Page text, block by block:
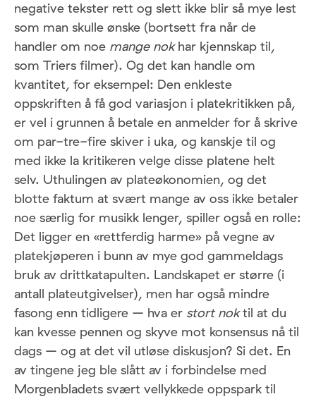
negative tekster rett og slett ikke blir så mye lest
som man skulle ønske (bortsett fra når de
handler om noe mange nokhar kjennskap til,
som Triers filmer). Og det kan handle om
kvantitet, for eksempel: Den enkleste
oppskriften å få god variasjon i platekritikken på,
er vel i grunnen å betale en anmelder for å skrive
om par-tre-fire skiver i uka, og kanskje til og
med ikke la kritikeren velge disse platene helt
selv. Uthulingen av plateøkonomien, og det
blotte faktum at svært mange av oss ikke betaler
noe særlig for musikk lenger, spiller også en rolle:
Det ligger en «rettferdig harme» på vegne av
platekjøperen i bunn av mye god gammeldags
bruk av drittkatapulten. Landskapet er større (i
antall plateutgivelser), men har også mindre
fasong enn tidligere – hva er stort noktil at du
kan kvesse pennen og skyve mot konsensus nå til
dags – og at det vil utløse diskusjon? Si det. En
av tingene jeg ble slått av i forbindelse med
Morgenbladets svært vellykkede oppspark til